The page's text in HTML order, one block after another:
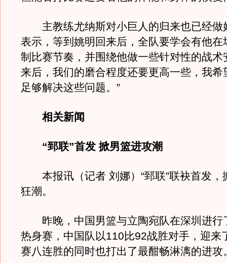
主教练尤纳斯对小巨人的归来也已经做
表示，等到姚明回来后，全队要学会有他在
制比赛节奏，并围绕他做一些针对性的战术
来后，我们的磨合程度还要更高一些，我希
足够解决这些问题。”
相关新闻
“郅联”首发 掀男篮进攻潮
本报讯（记者 刘娜）“郅联”联袂首发，
狂潮。
昨晚，中国男篮与立陶宛队在深圳进行
热身赛，中国队以110比92战胜对手，迎来
赛八连胜的同时也打出了最酣畅淋漓的进攻